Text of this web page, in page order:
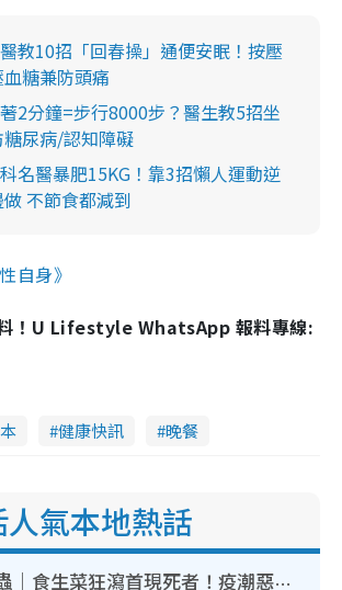
教10招「回春操」通便安眠！按壓
糖兼防頭痛
2分鐘=步行8000步？醫生教5招坐
尿病/認知障礙
名醫暴肥15KG！靠3招懶人運動逆
不節食都減到
自身》
！U Lifestyle WhatsApp 報料專線:
健康快訊 晚餐
氣本地熱話
奪命寄生蟲｜食生菜狂瀉首現死者！疫潮惡化錄1.8萬宗病例 揭洗菜3大謬誤